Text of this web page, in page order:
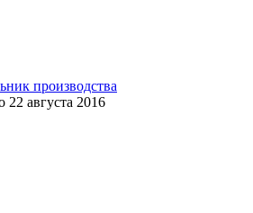
производства
22 августа 2016